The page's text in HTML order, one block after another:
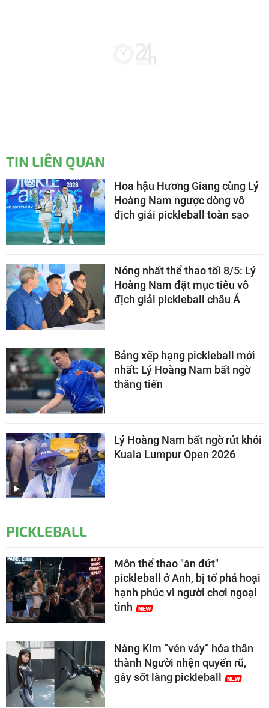
TIN LIÊN QUAN
Hoa hậu Hương Giang cùng Lý
Hoàng Nam ngược dòng vô
địch giải pickleball toàn sao
Nóng nhất thể thao tối 8/5: Lý
Hoàng Nam đặt mục tiêu vô
địch giải pickleball châu Á
Bảng xếp hạng pickleball mới
nhất: Lý Hoàng Nam bất ngờ
thăng tiến
Lý Hoàng Nam bất ngờ rút khỏi
Kuala Lumpur Open 2026
PICKLEBALL
Môn thể thao "ăn đứt"
pickleball ở Anh, bị tố phá hoại
hạnh phúc vì người chơi ngoại
tình
Nàng Kim “vén váy” hóa thân
thành Người nhện quyến rũ,
gây sốt làng pickleball